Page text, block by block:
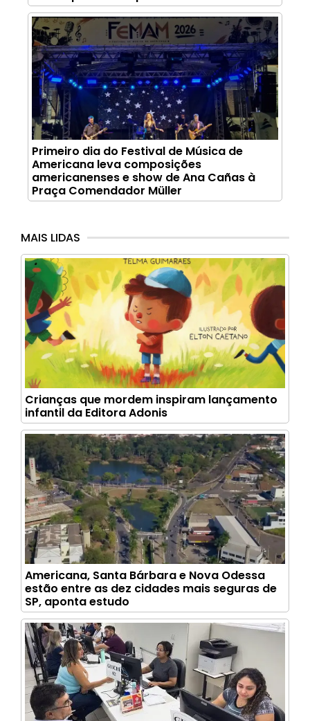
Primeiro dia do Festival de Música de
Americana leva composições
americanenses e show de Ana Cañas à
Praça Comendador Müller
MAIS LIDAS
Crianças que mordem inspiram lançamento
infantil da Editora Adonis
Americana, Santa Bárbara e Nova Odessa
estão entre as dez cidades mais seguras de
SP, aponta estudo